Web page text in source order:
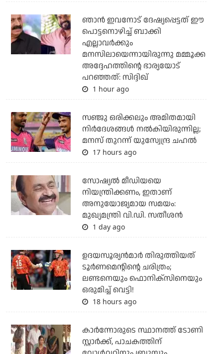
ഞാന്‍ ഇവനോട് ദേഷ്യപ്പെട്ടത് ഈ
പൊട്ടനൊഴിച്ച് ബാക്കി
എല്ലാവര്‍ക്കും
മനസിലായെന്നായിരുന്നു മമ്മൂക്ക
അദ്ദേഹത്തിന്റെ ഭാര്യയോട്
പറഞ്ഞത്: സിദ്ദിഖ്
1 hour ago
സഞ്ജു ഒരിക്കലും അമിതമായി
നിര്‍ദേശങ്ങള്‍ നല്‍കിയിരുന്നില്ല;
മനസ് തുറന്ന് യുസ്വേന്ദ്ര ചഹല്‍
17 hours ago
സോഷ്യല്‍ മീഡിയയെ
നിയന്ത്രിക്കണം, ഇതാണ്
അനുയോജ്യമായ സമയം:
മുഖ്യമന്ത്രി വി.ഡി. സതീശന്‍
1 day ago
ഉദയസൂര്യന്‍മാര്‍ തിരുത്തിയത്
ടൂര്‍ണമെന്റിന്റെ ചരിത്രം;
ലണ്ടനെയും ഫൊനിക്‌സിനെയും
ഒരുമിച്ച് വെട്ടി!
18 hours ago
കാര്‍ന്നോരുടെ സ്ഥാനത്ത് ടോണി
സ്റ്റാര്‍ക്ക്, പാചകത്തിന്